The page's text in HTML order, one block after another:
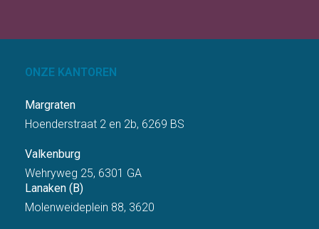
ONZE KANTOREN
Margraten
Hoenderstraat 2 en 2b, 6269 BS
Valkenburg
Wehryweg 25, 6301 GA
Lanaken (B)
Molenweideplein 88, 3620